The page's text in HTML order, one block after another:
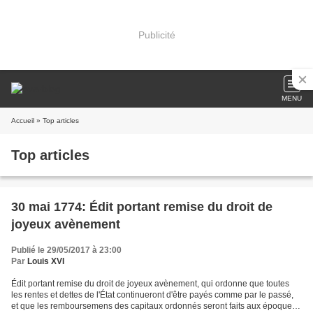
Publicité
MENU
Accueil » Top articles
Top articles
30 mai 1774: Édit portant remise du droit de
joyeux avènement
Publié le 29/05/2017 à 23:00
Par Louis XVI
Édit portant remise du droit de joyeux avènement, qui ordonne que toutes
les rentes et dettes de l'État continueront d'être payés comme par le passé,
et que les remboursemens des capitaux ordonnés seront faits aux époques